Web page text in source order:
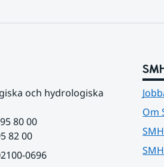
och hydrologiska
80 00
82 00
0696
Om